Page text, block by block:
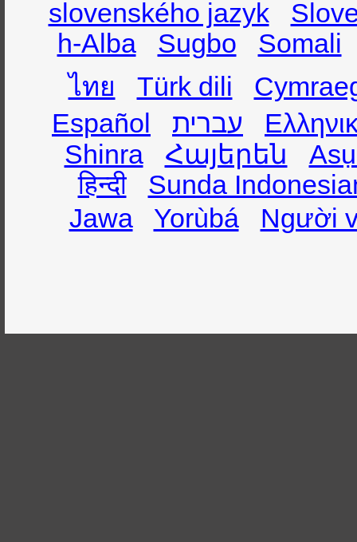
slovenského jazyk
h-Alba
Sugbo
Somali
ไทย
Türk dili
Español
עברית
Shinra
Հայերեն
हिन्दी
Sunda
Jawa
Yorùbá Người